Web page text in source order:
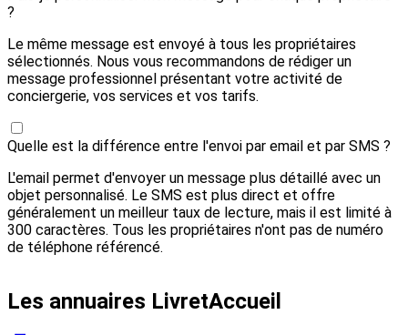
?
Le même message est envoyé à tous les propriétaires
sélectionnés. Nous vous recommandons de rédiger un
message professionnel présentant votre activité de
conciergerie, vos services et vos tarifs.
Quelle est la différence entre l'envoi par email et par SMS ?
L'email permet d'envoyer un message plus détaillé avec un
objet personnalisé. Le SMS est plus direct et offre
généralement un meilleur taux de lecture, mais il est limité à
300 caractères. Tous les propriétaires n'ont pas de numéro
de téléphone référencé.
Les annuaires LivretAccueil